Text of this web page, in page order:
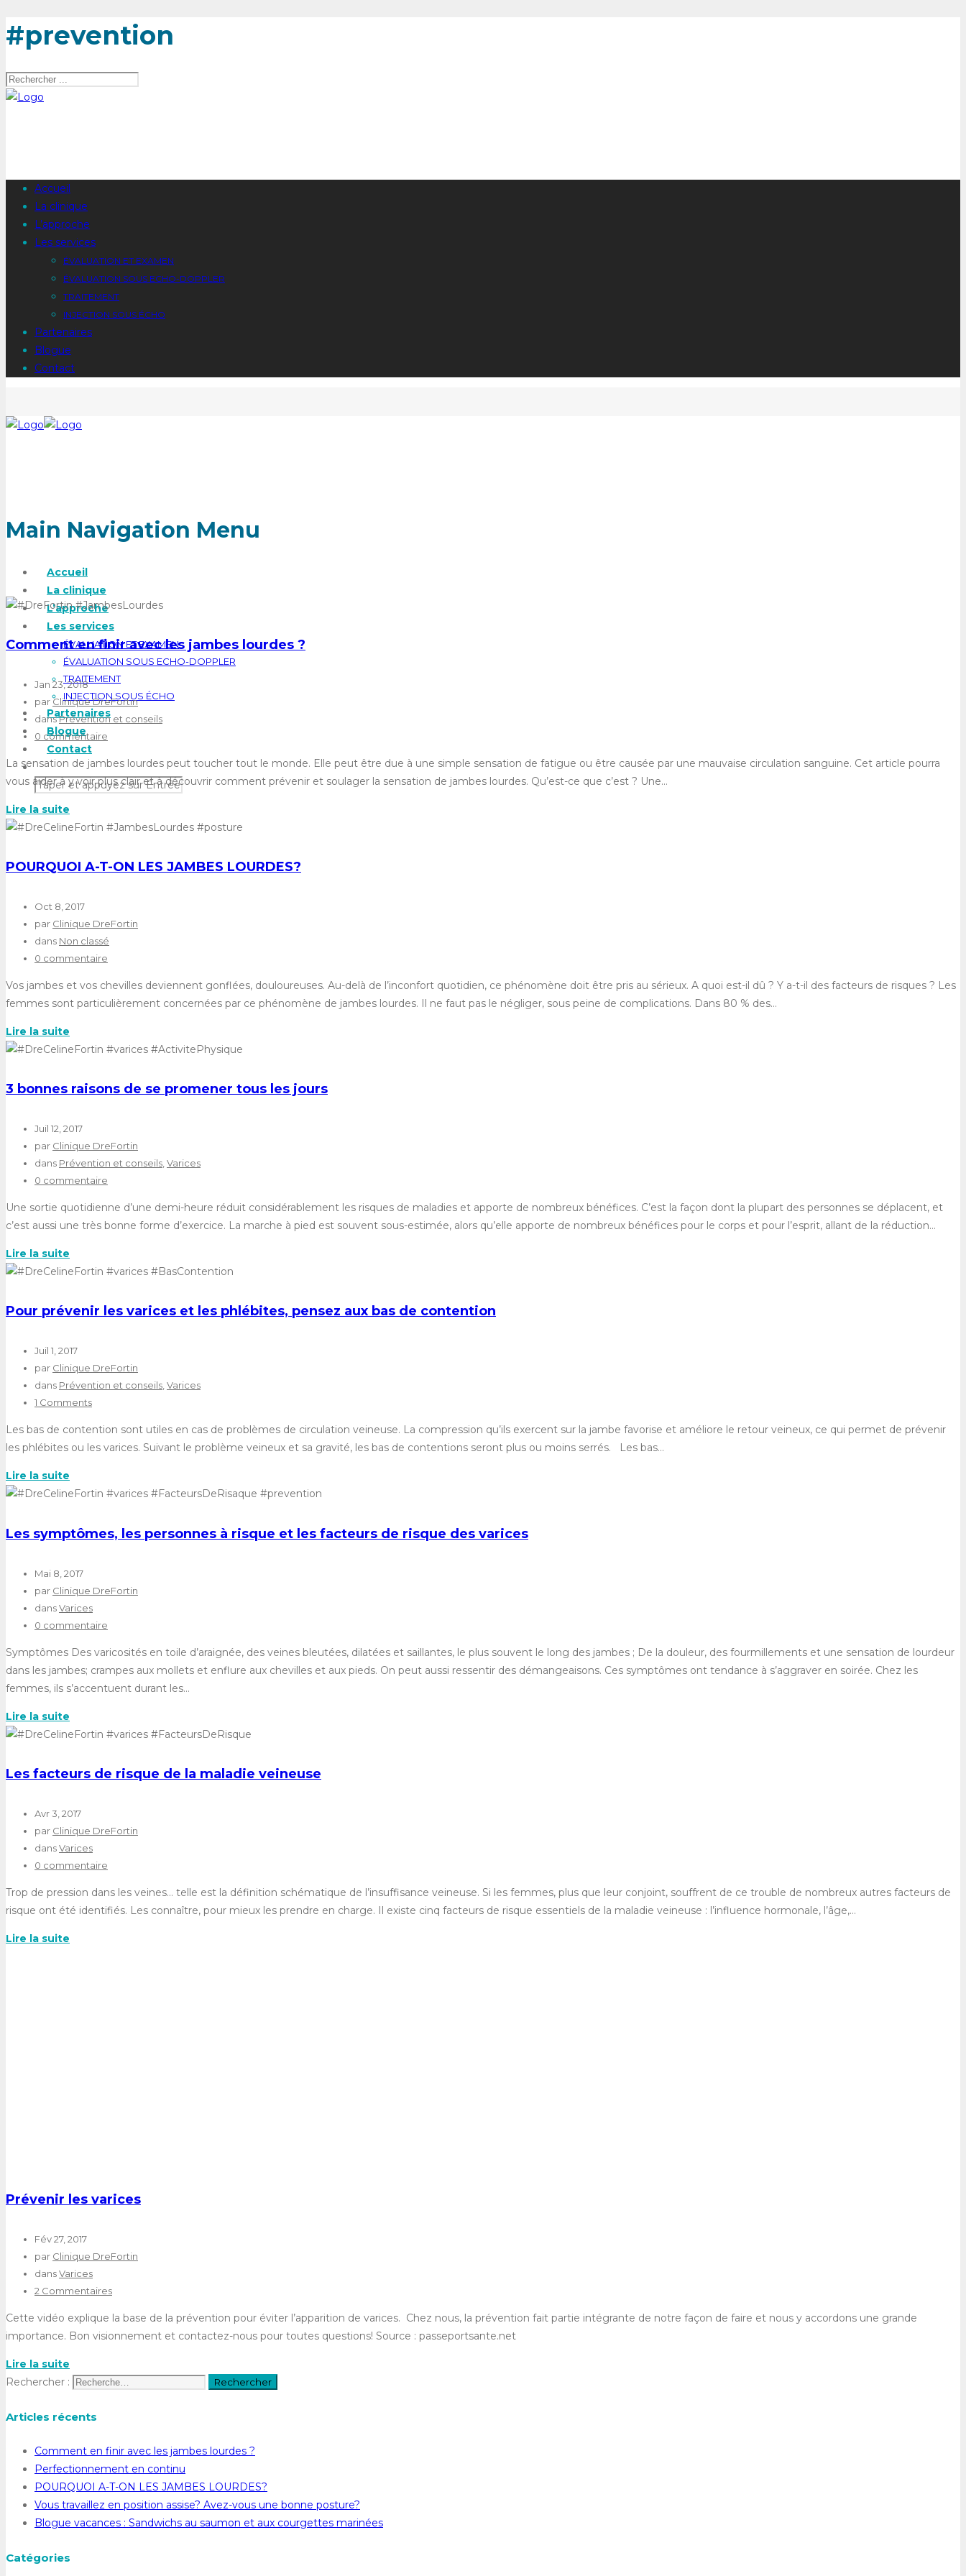
#prevention
Accueil
La clinique
L’approche
Les services
ÉVALUATION ET EXAMEN
ÉVALUATION SOUS ECHO-DOPPLER
TRAITEMENT
INJECTION SOUS ÉCHO
Partenaires
Blogue
Contact
Main Navigation Menu
Accueil
La clinique
L’approche
Les services
ÉVALUATION ET EXAMEN
ÉVALUATION SOUS ECHO-DOPPLER
TRAITEMENT
INJECTION SOUS ÉCHO
Partenaires
Blogue
Contact
Comment en finir avec les jambes lourdes ?
Jan 23, 2018
parClinique DreFortin
dansPrévention et conseils
0 commentaire
La sensation de jambes lourdes peut toucher tout le monde. Elle peut être due à une simple sensation de fatigue ou être causée par une mauvaise circulation sanguine. Cet article pourra
vous aider à y voir plus clair et à découvrir comment prévenir et soulager la sensation de jambes lourdes. Qu’est-ce que c’est ? Une…
Lire la suite
POURQUOI A-T-ON LES JAMBES LOURDES?
Oct 8, 2017
par Clinique DreFortin
dans Non classé
0 commentaire
Vos jambes et vos chevilles deviennent gonflées, douloureuses. Au-delà de l’inconfort quotidien, ce phénomène doit être pris au sérieux. A quoi est-il dû ? Y a-t-il des facteurs de risques ? Les
femmes sont particulièrement concernées par ce phénomène de jambes lourdes. Il ne faut pas le négliger, sous peine de complications. Dans 80 % des…
Lire la suite
3 bonnes raisons de se promener tous les jours
Juil 12, 2017
par Clinique DreFortin
dans Prévention et conseils,Varices
0 commentaire
Une sortie quotidienne d’une demi-heure réduit considérablement les risques de maladies et apporte de nombreux bénéfices. C’est la façon dont la plupart des personnes se déplacent, et
c’est aussi une très bonne forme d’exercice. La marche à pied est souvent sous-estimée, alors qu’elle apporte de nombreux bénéfices pour le corps et pour l’esprit, allant de la réduction…
Lire la suite
Pour prévenir les varices et les phlébites, pensez aux bas de contention
Juil 1, 2017
par Clinique DreFortin
dans Prévention et conseils,Varices
1 Comments
Les bas de contention sont utiles en cas de problèmes de circulation veineuse. La compression qu’ils exercent sur la jambe favorise et améliore le retour veineux, ce qui permet de prévenir
les phlébites ou les varices. Suivant le problème veineux et sa gravité, les bas de contentions seront plus ou moins serrés. Les bas…
Lire la suite
Les symptômes, les personnes à risque et les facteurs de risque des varices
Mai 8, 2017
par Clinique DreFortin
dansVarices
0 commentaire
Symptômes Des varicosités en toile d’araignée, des veines bleutées, dilatées et saillantes, le plus souvent le long des jambes ; De la douleur, des fourmillements et une sensation de lourdeur
dans les jambes; crampes aux mollets et enflure aux chevilles et aux pieds. On peut aussi ressentir des démangeaisons. Ces symptômes ont tendance à s’aggraver en soirée. Chez les
femmes, ils s’accentuent durant les…
Lire la suite
Les facteurs de risque de la maladie veineuse
Avr 3, 2017
par Clinique DreFortin
dansVarices
0 commentaire
Trop de pression dans les veines… telle est la définition schématique de l’insuffisance veineuse. Si les femmes, plus que leur conjoint, souffrent de ce trouble de nombreux autres facteurs de
risque ont été identifiés. Les connaître, pour mieux les prendre en charge. Il existe cinq facteurs de risque essentiels de la maladie veineuse : l’influence hormonale, l’âge,…
Lire la suite
Prévenir les varices
Fév 27, 2017
par Clinique DreFortin
dansVarices
2 Commentaires
Cette vidéo explique la base de la prévention pour éviter l’apparition de varices. Chez nous, la prévention fait partie intégrante de notre façon de faire et nous y accordons une grande
importance. Bon visionnement et contactez-nous pour toutes questions! Source : passeportsante.net
Lire la suite
Rechercher :
Articles récents
Comment en finir avec les jambes lourdes ?
Perfectionnement en continu
POURQUOI A-T-ON LES JAMBES LOURDES?
Vous travaillez en position assise? Avez-vous une bonne posture?
Blogue vacances : Sandwichs au saumon et aux courgettes marinées
Catégories